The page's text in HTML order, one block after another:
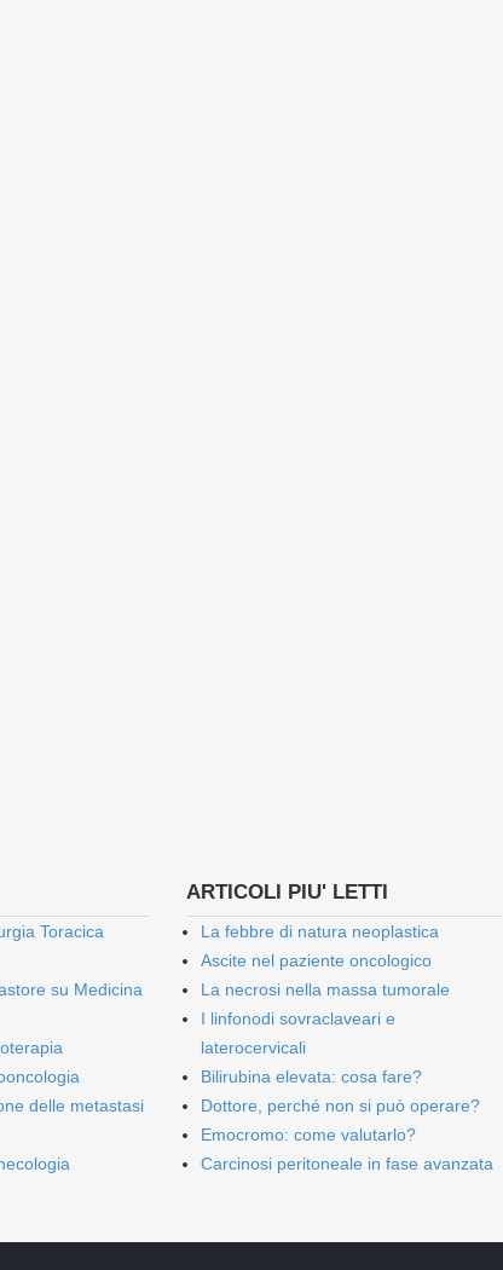
Toracica
su Medicina
delle metastasi
ARTICOLI PIU' LETTI
La febbre di natura neoplastica
Ascite nel paziente oncologico
La necrosi nella massa tumorale
I linfonodi sovraclaveari e
laterocervicali
Bilirubina elevata: cosa fare?
Dottore, perché non si può operare?
Emocromo: come valutarlo?
Carcinosi peritoneale in fase avanzata